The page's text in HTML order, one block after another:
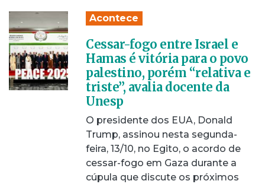
Acontece
Cessar-fogo entre Israel e
Hamas é vitória para o povo
palestino, porém “relativa e
triste”, avalia docente da
Unesp
O presidente dos EUA, Donald
Trump, assinou nesta segunda-
feira, 13/10, no Egito, o acordo de
cessar-fogo em Gaza durante a
cúpula que discute os próximos